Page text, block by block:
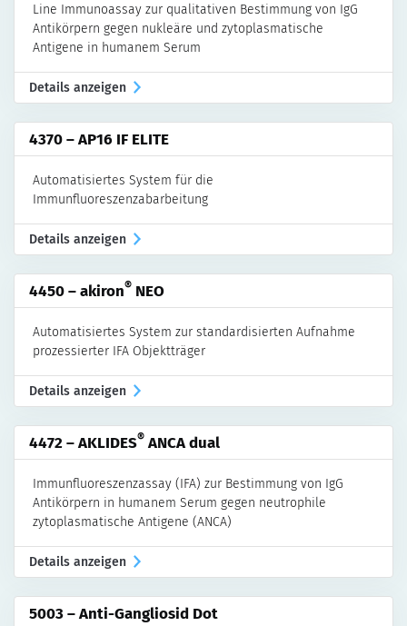
Line Immunoassay zur qualitativen Bestimmung von IgG
Antikörpern gegen nukleäre und zytoplasmatische
Antigene in humanem Serum
Details anzeigen
4370 – AP16 IF ELITE
Automatisiertes System für die
Immunfluoreszenzabarbeitung
Details anzeigen
4450 – akiron® NEO
Automatisiertes System zur standardisierten Aufnahme
prozessierter IFA Objektträger
Details anzeigen
4472 – AKLIDES® ANCA dual
Immunfluoreszenzassay (IFA) zur Bestimmung von IgG
Antikörpern in humanem Serum gegen neutrophile
zytoplasmatische Antigene (ANCA)
Details anzeigen
5003 – Anti-Gangliosid Dot